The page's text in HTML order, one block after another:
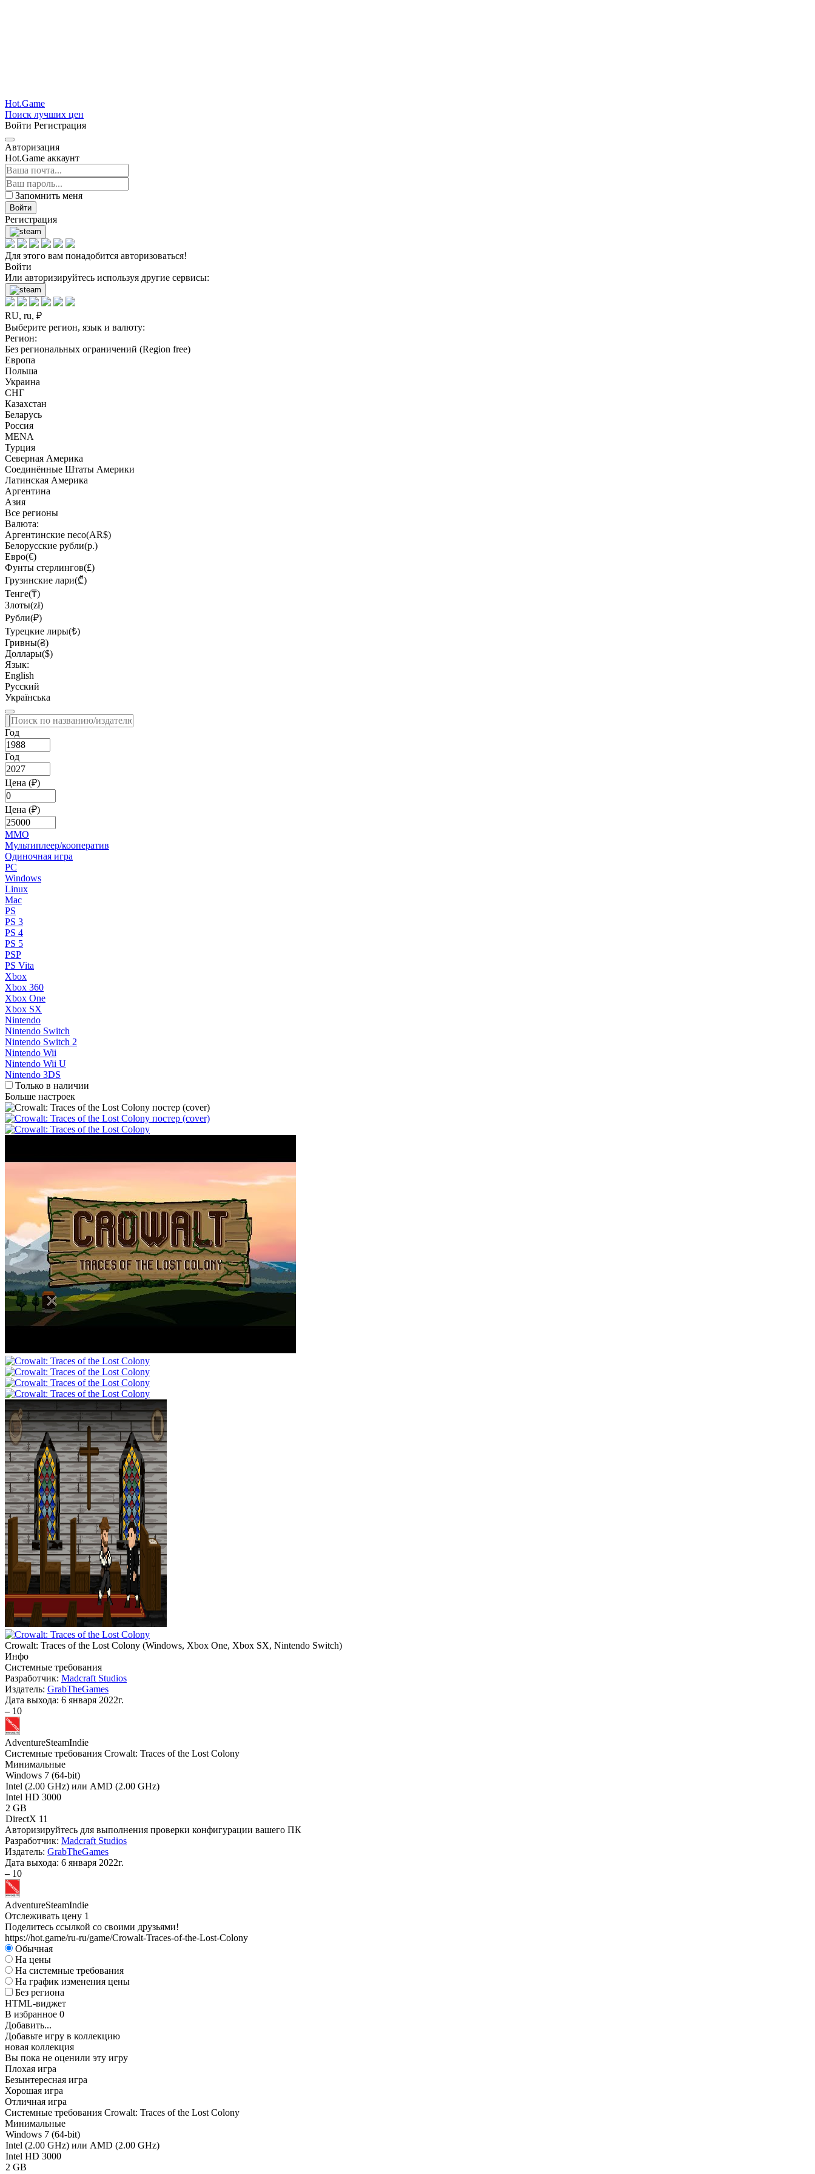
Hot.Game
Поиск лучших цен
Войти Регистрация
Авторизация
Hot.Game аккаунт
Запомнить меня
Войти
Регистрация
Для этого вам понадобится авторизоваться!
Войти
Или авторизируйтесь используя другие сервисы:
RU, ru, ₽
Выберите регион, язык и валюту:
Регион:
Без региональных ограничений (Region free)
Европа
Польша
Украина
СНГ
Казахстан
Беларусь
Россия
MENA
Турция
Северная Америка
Соединённые Штаты Америки
Латинская Америка
Аргентина
Азия
Все регионы
Валюта:
Аргентинские песо(AR$)
Белорусские рубли(р.)
Евро(€)
Фунты стерлингов(£)
Грузинские лари(₾)
Тенге(₸)
Злоты(zł)
Рубли(₽)
Турецкие лиры(₺)
Гривны(₴)
Доллары($)
Язык:
English
Русский
Українська
Год
Год
Цена (₽)
Цена (₽)
MMO
Мультиплеер/кооператив
Одиночная игра
PC
Windows
Linux
Mac
PS
PS 3
PS 4
PS 5
PSP
PS Vita
Xbox
Xbox 360
Xbox One
Xbox SX
Nintendo
Nintendo Switch
Nintendo Switch 2
Nintendo Wii
Nintendo Wii U
Nintendo 3DS
Только в наличии
Больше настроек
Crowalt: Traces of the Lost Colony (Windows, Xbox One, Xbox SX, Nintendo Switch)
Инфо
Системные требования
Разработчик: Madcraft Studios
Издатель: GrabTheGames
Дата выхода: 6 января 2022г.
– 10
AdventureSteamIndie
Системные требования Crowalt: Traces of the Lost Colony
Минимальные
Windows 7 (64-bit)
Intel (2.00 GHz) или AMD (2.00 GHz)
Intel HD 3000
2 GB
DirectX 11
Авторизируйтесь для выполнения проверки конфигурации вашего ПК
Разработчик: Madcraft Studios
Издатель: GrabTheGames
Дата выхода: 6 января 2022г.
– 10
AdventureSteamIndie
Отслеживать цену 1
Поделитесь ссылкой со своими друзьями!
https://hot.game/ru-ru/game/Crowalt-Traces-of-the-Lost-Colony
Обычная
На цены
На системные требования
На график изменения цены
Без региона
HTML-виджет
В избранное 0
Добавить...
Добавьте игру в коллекцию
новая коллекция
Вы пока не оценили эту игру
Плохая игра
Безынтересная игра
Хорошая игра
Отличная игра
Системные требования Crowalt: Traces of the Lost Colony
Минимальные
Windows 7 (64-bit)
Intel (2.00 GHz) или AMD (2.00 GHz)
Intel HD 3000
2 GB